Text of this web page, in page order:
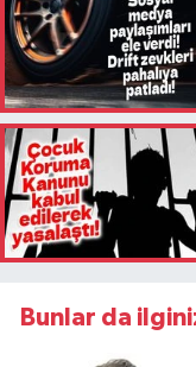
Bunlar da